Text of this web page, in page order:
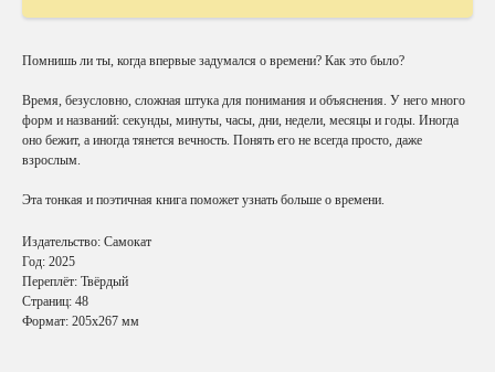
Помнишь ли ты, когда впервые задумался о времени? Как это было?
Время, безусловно, сложная штука для понимания и объяснения. У него много
форм и названий: секунды, минуты, часы, дни, недели, месяцы и годы. Иногда
оно бежит, а иногда тянется вечность. Понять его не всегда просто, даже
взрослым.
Эта тонкая и поэтичная книга поможет узнать больше о времени.
Издательство: Самокат
Год: 2025
Переплёт: Твёрдый
Страниц: 48
Формат: 205х267 мм